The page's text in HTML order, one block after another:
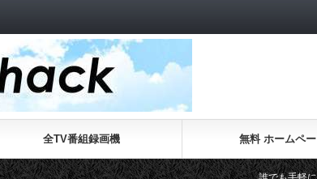
全TV番組録画機 無料 ホームペ